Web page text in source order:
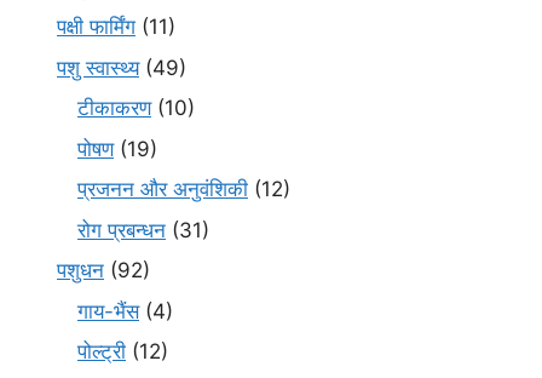
पक्षी फार्मिंग (11)
पशु स्वास्थ्य(49)
टीकाकरण(10)
पोषण(19)
प्रजनन और अनुवंशिकी (12)
रोग प्रबन्धन (31)
पशुधन (92)
गाय-भैंस(4)
पोल्ट्री (12)